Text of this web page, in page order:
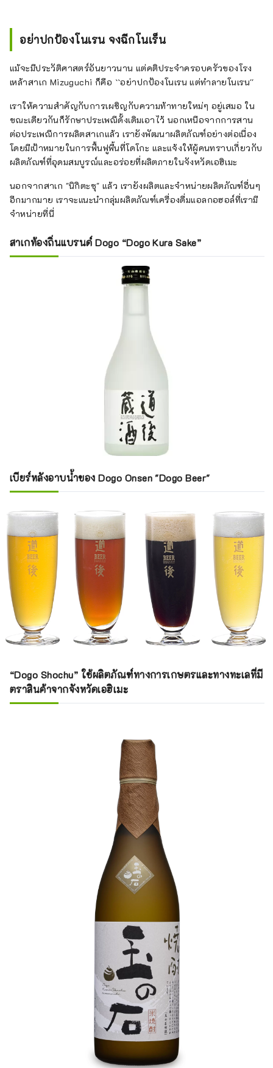
อย่าปกป้องโนเรน จงฉีกโนเร็น
แม้จะมีประวัติศาสตร์อันยาวนาน แต่คติประจำครอบครัวของโรง
เหล้าสาเก Mizuguchi ก็คือ ``อย่าปกป้องโนเรน แต่ทำลายโนเรน''
เราให้ความสำคัญกับการเผชิญกับความท้าทายใหม่ๆ อยู่เสมอ ใน
ขณะเดียวกันก็รักษาประเพณีดั้งเดิมเอาไว้ นอกเหนือจากการสาน
ต่อประเพณีการผลิตสาเกแล้ว เรายังพัฒนาผลิตภัณฑ์อย่างต่อเนื่อง
โดยมีเป้าหมายในการฟื้นฟูพื้นที่โดโกะ และแจ้งให้ผู้คนทราบเกี่ยวกับ
ผลิตภัณฑ์ที่อุดมสมบูรณ์และอร่อยที่ผลิตภายในจังหวัดเอฮิเมะ
นอกจากสาเก "นิกิตะซุ" แล้ว เรายังผลิตและจำหน่ายผลิตภัณฑ์อื่นๆ
อีกมากมาย เราจะแนะนำกลุ่มผลิตภัณฑ์เครื่องดื่มแอลกอฮอล์ที่เรามี
จำหน่ายที่นี่
สาเกท้องถิ่นแบรนด์ Dogo “Dogo Kura Sake”
เบียร์หลังอาบน้ำของ Dogo Onsen "Dogo Beer"
“Dogo Shochu” ใช้ผลิตภัณฑ์ทางการเกษตรและทางทะเลที่มี
ตราสินค้าจากจังหวัดเอฮิเมะ